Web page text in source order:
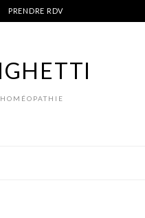
PRENDRE RDV